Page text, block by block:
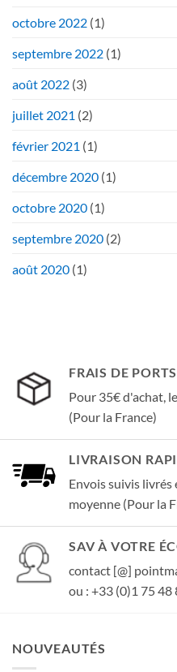
octobre 2022 (1)
septembre 2022 (1)
août 2022 (3)
juillet 2021 (2)
février 2021 (1)
décembre 2020 (1)
octobre 2020 (1)
septembre 2020 (2)
août 2020 (1)
FRAIS DE
Pour 35€ d'achat,
(Pour la France)
LIVRAISON
Envois suivis livrés
moyenne (Pour la
SAV À VOTRE
contact [@]
ou : +33 (0)1 75 48
NOUVEAUTÉS